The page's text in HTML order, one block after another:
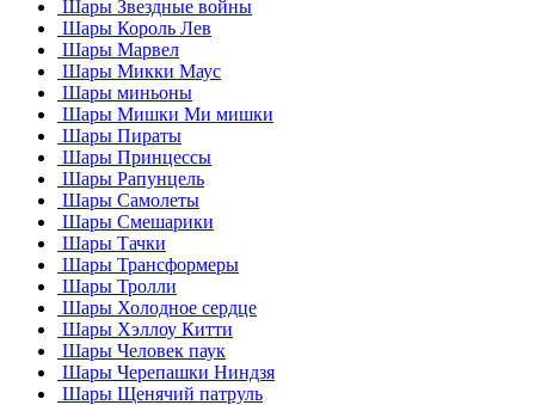
Шары Звездные войны
Шары Король Лев
Шары Марвел
Шары Микки Маус
Шары миньоны
Шары Мишки Ми мишки
Шары Пираты
Шары Принцессы
Шары Рапунцель
Шары Самолеты
Шары Смешарики
Шары Тачки
Шары Трансформеры
Шары Тролли
Шары Холодное сердце
Шары Хэллоу Китти
Шары Человек паук
Шары Черепашки Ниндзя
Шары Щенячий патруль